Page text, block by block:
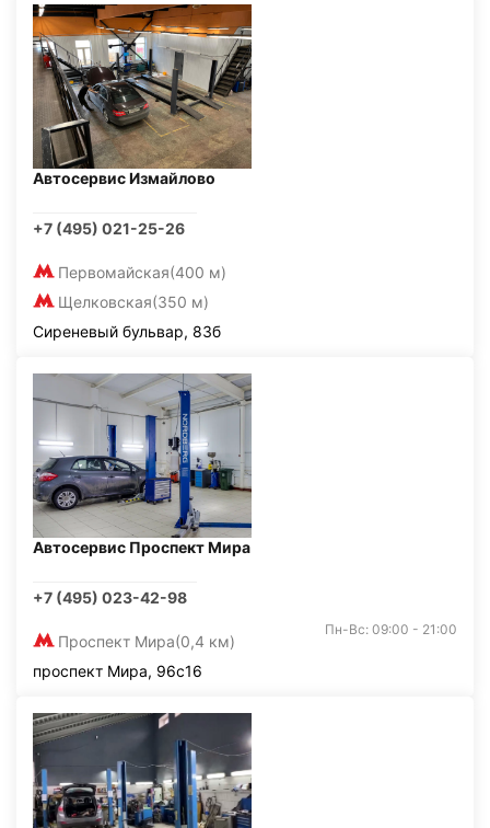
Автосервис Измайлово
+7 (495) 021-25-26
Первомайская(400 м)
Щелковская(350 м)
Сиреневый бульвар, 83б
Автосервис Проспект Мира
+7 (495) 023-42-98
Проспект Мира(0,4 км)
Пн-Вс: 09:00 - 21:00
проспект Мира, 96с16